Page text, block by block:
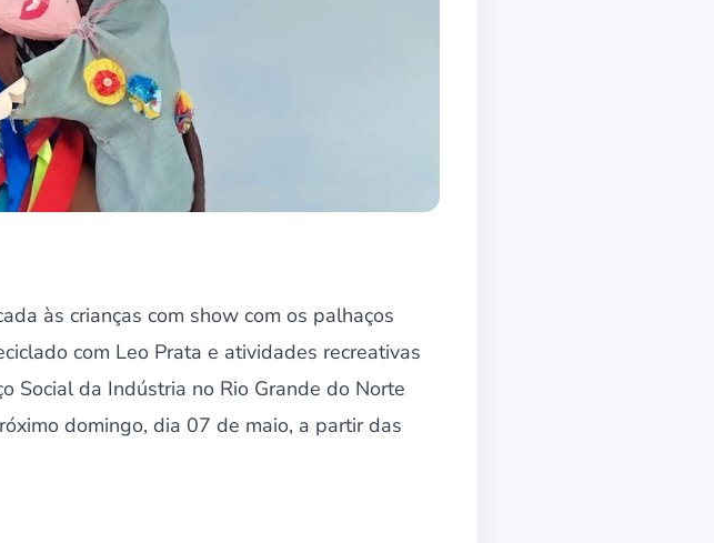
às crianças com show com os palhaços
com Leo Prata e atividades recreativas
Social da Indústria no Rio Grande do Norte
domingo, dia 07 de maio, a partir das